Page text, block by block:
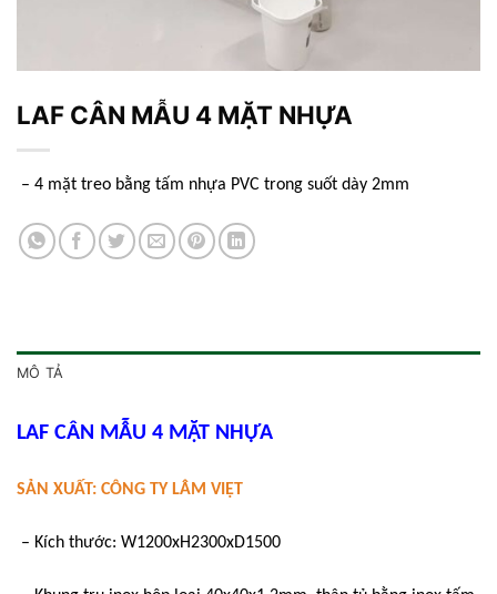
LAF CÂN MẪU 4 MẶT NHỰA
– 4 mặt treo bằng tấm nhựa PVC trong suốt dày 2mm
MÔ TẢ
LAF CÂN MẪU 4 MẶT NHỰA
SẢN XUẤT: CÔNG TY LÂM VIỆT
– Kích thước: W1200xH2300xD1500